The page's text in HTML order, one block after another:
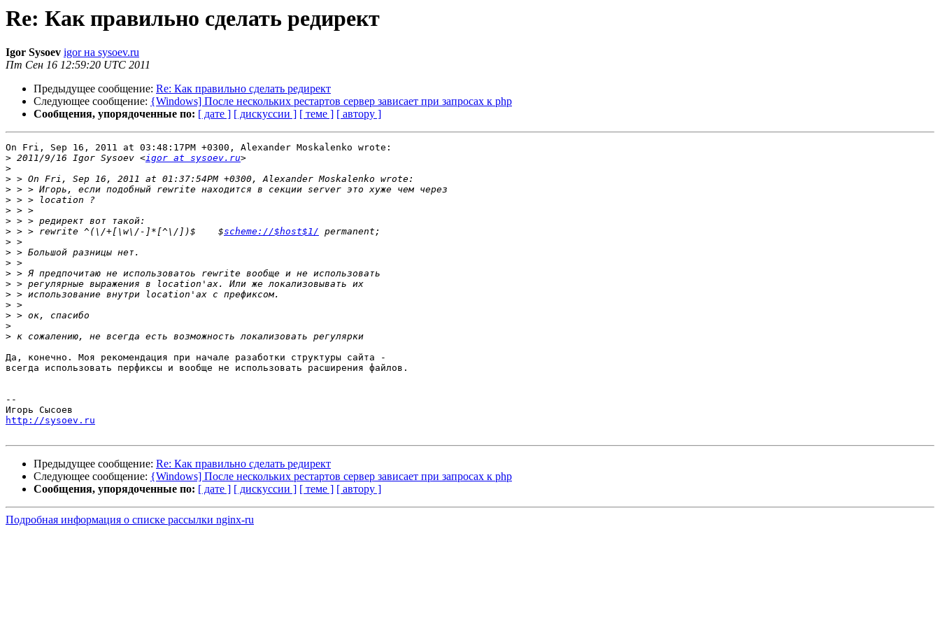
Re: Как правильно сделать редирект
Igor Sysoev igor на sysoev.ru
Пт Сен 16 12:59:20 UTC 2011
Предыдущее сообщение: Re: Как правильно сделать редирект
Следующее сообщение: {Windows] После нескольких рестартов сервер зависает при запросах к php
Сообщения, упорядоченные по: [ дате ] [ дискуссии ] [ теме ] [ автору ]
On Fri, Sep 16, 2011 at 03:48:17PM +0300, Alexander Moskalenko wrote:
> 2011/9/16 Igor Sysoev <igor at sysoev.ru
>
>
>
>
>
>
> > > rewrite ^(\/+[\w\/-]*[^\/])$    $scheme://$host$1/
>
>
>
>
>
>
>
>
>
>
Да, конечно. Моя рекомендация при начале разаботки структуры сайта -
всегда использовать перфиксы и вообще не использовать расширения файлов.
--
http://sysoev.ru
Предыдущее сообщение: Re: Как правильно сделать редирект
Следующее сообщение: {Windows] После нескольких рестартов сервер зависает при запросах к php
Сообщения, упорядоченные по: [ дате ] [ дискуссии ] [ теме ] [ автору ]
Подробная информация о списке рассылки nginx-ru